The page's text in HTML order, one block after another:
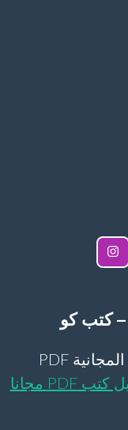
موقع كتب كو لـ تحميل الكتب المجانية PDF
تحميل كتب PDF مجانا